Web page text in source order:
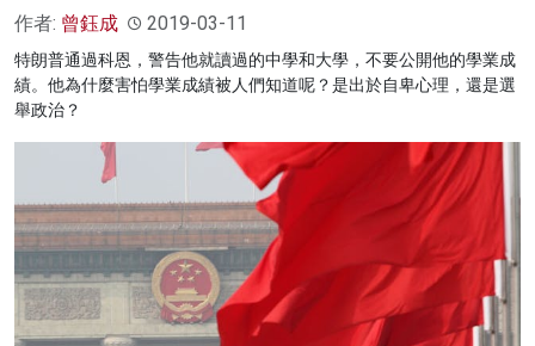
作者: 曾鈺成 2019-03-11
特朗普通過科恩，警告他就讀過的中學和大學，不要公開他的學業成
績。他為什麼害怕學業成績被人們知道呢？是出於自卑心理，還是選
舉政治？